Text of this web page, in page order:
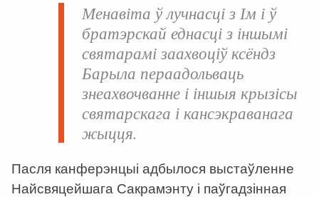
Менавіта ў лучнасці з Ім і ў
братэрскай еднасці з іншымі
святарамі заахвоціў ксёндз
Барыла пераадольваць
знеахвочванне і іншыя крызісы
святарскага і кансэкраванага
жыцця.
Пасля канферэнцыі адбылося выстаўленне
Найсвяцейшага Сакрамэнту і паўгадзінная